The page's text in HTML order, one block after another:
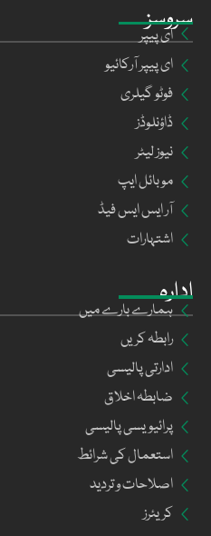
ادارہ
ہمارے بارے میں
رابطہ کریں
ادارتی پالیسی
ضابطہ اخلاق
پرائیویسی پالیسی
استعمال کی شرائط
اصلاحات و تردید
کریئرز
سروسز
ای پیپر
ای پیپر آرکائیو
فوٹو گیلری
ڈاؤنلوڈز
نیوز لیٹر
موبائل ایپ
آر ایس ایس فیڈ
اشتہارات